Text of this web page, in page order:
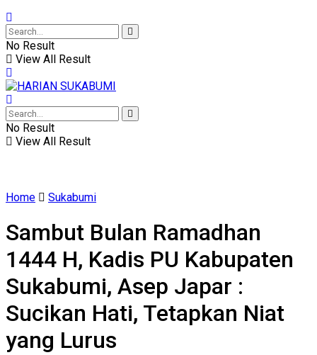
No Result
View All Result
No Result
View All Result
Home Sukabumi
Sambut Bulan Ramadhan
1444 H, Kadis PU Kabupaten
Sukabumi, Asep Japar :
Sucikan Hati, Tetapkan Niat
yang Lurus